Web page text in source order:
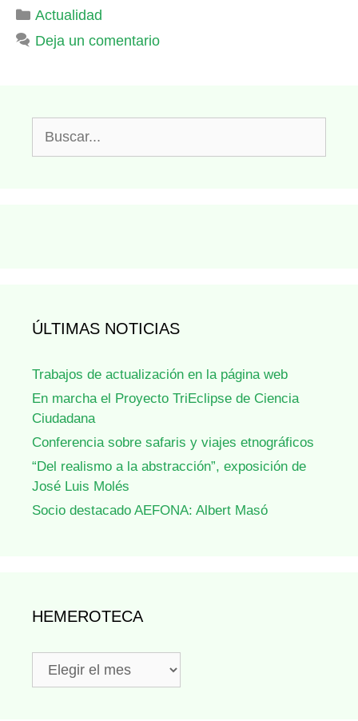
Categorías
Actualidad
Deja un comentario
ÚLTIMAS NOTICIAS
Trabajos de actualización en la página web
En marcha el Proyecto TriEclipse de Ciencia
Ciudadana
Conferencia sobre safaris y viajes etnográficos
“Del realismo a la abstracción”, exposición de
José Luis Molés
Socio destacado AEFONA: Albert Masó
HEMEROTECA
Hemeroteca